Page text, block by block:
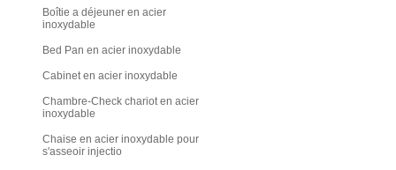
Boîtie a déjeuner en acier
inoxydable
Bed Pan en acier inoxydable
Cabinet en acier inoxydable
Chambre-Check chariot en acier
inoxydable
Chaise en acier inoxydable pour
s'asseoir injectio